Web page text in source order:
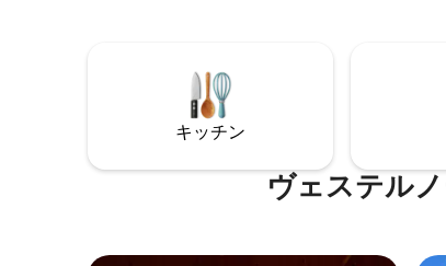
まで約15分かかり、途中でMitt
universitetetの前で停車します。 車をお
持ちの場合は、家に付属の駐車場を無料
でご利用いただけます。 清掃、寝具、タ
オルが含まれています。ホテル並みのサ
ービス
キッチン
ヴェステル